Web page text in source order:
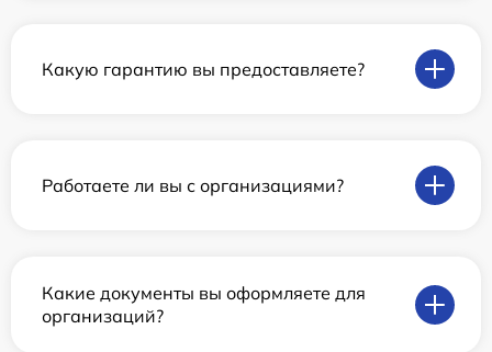
Какую гарантию вы предоставляете?
Работаете ли вы с организациями?
Какие документы вы оформляете для
организаций?